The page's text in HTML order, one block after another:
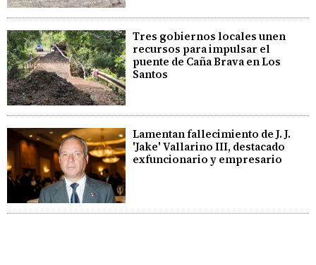
Tres gobiernos locales unen
recursos para impulsar el
puente de Caña Brava en Los
Santos
Lamentan fallecimiento de J. J.
'Jake' Vallarino III, destacado
exfuncionario y empresario